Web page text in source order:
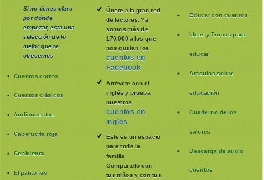
Si no tienes claro
por dónde
empezar, esta una
selección de lo
mejor que te
ofrecemos
Cuentos cortos
Cuentos clásicos
Audiocuentos
Caperucita roja
Cenicienta
El patito feo
Únete a la gran red
de lectores. Ya
somos más de
170.000 a los que
nos gustan los
cuentos en
Facebook
Atrévete con el
inglés y prueba
nuestros
cuentos en
inglés
Este es un espacio
para toda la
familia
Compártelo con
tus niños y con tus
Educar con cuentos
Ideas y Trucos para
educar
Artículos sobre
educación
Cuaderno de los
valores
Descarga de audio
cuentos